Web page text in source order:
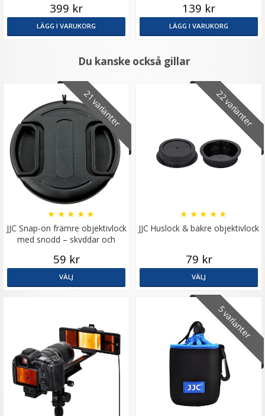
399 kr
LÄGG I VARUKORG
139 kr
LÄGG I VARUKORG
Du kanske också gillar
21 varianter
JJC Snap-on främre objektivlock
med snodd – skyddar och
★ ★ ★ ★ ★
59 kr
VÄLJ
22 varianter
JJC Huslock & bakre objektivlock
★ ★ ★ ★ ★
79 kr
VÄLJ
5 varianter